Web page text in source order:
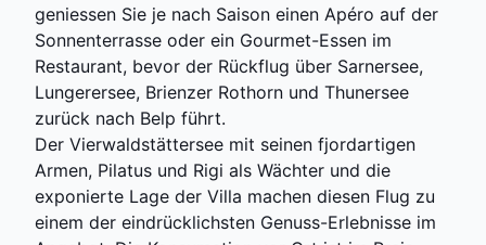
geniessen Sie je nach Saison einen Apéro auf der
Sonnenterrasse oder ein Gourmet-Essen im
Restaurant, bevor der Rückflug über Sarnersee,
Lungerersee, Brienzer Rothorn und Thunersee
zurück nach Belp führt.
Der Vierwaldstättersee mit seinen fjordartigen
Armen, Pilatus und Rigi als Wächter und die
exponierte Lage der Villa machen diesen Flug zu
einem der eindrücklichsten Genuss-Erlebnisse im